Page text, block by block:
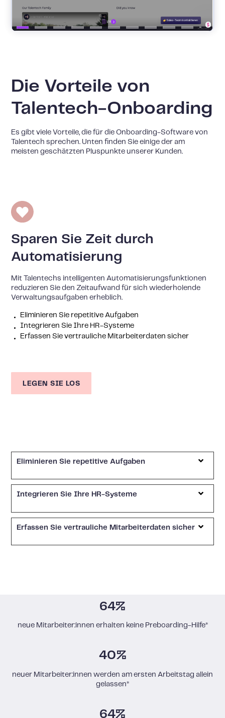
Die Vorteile von
Talentech-Onboarding
Es gibt viele Vorteile, die für die Onboarding-Software von
Talentech sprechen. Unten finden Sie einige der am
meisten geschätzten Pluspunkte unserer Kunden.
Sparen Sie Zeit durch
Automatisierung
Mit Talentechs intelligenten Automatisierungsfunktionen
reduzieren Sie den Zeitaufwand für sich wiederholende
Verwaltungsaufgaben erheblich.
Eliminieren Sie repetitive Aufgaben
Integrieren Sie Ihre HR-Systeme
Erfassen Sie vertrauliche Mitarbeiterdaten sicher
LEGEN SIE LOS
Eliminieren Sie repetitive Aufgaben
Integrieren Sie Ihre HR-Systeme
Erfassen Sie vertrauliche Mitarbeiterdaten sicher
64%
neue Mitarbeiter:innen erhalten keine Preboarding-Hilfe*
40%
neuer Mitarbeiter:innen werden am ersten Arbeitstag allein
gelassen*
64%